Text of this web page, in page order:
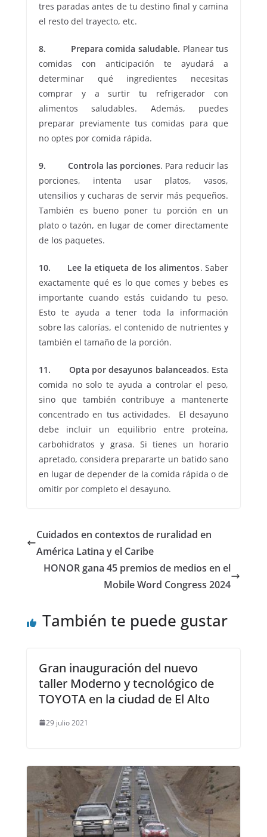
tres paradas antes de tu destino final y camina
el resto del trayecto, etc.
8. Prepara comida saludable. Planear tus
comidas con anticipación te ayudará a
determinar qué ingredientes necesitas
comprar y a surtir tu refrigerador con
alimentos saludables. Además, puedes
preparar previamente tus comidas para que
no optes por comida rápida.
9. Controla las porciones. Para reducir las
porciones, intenta usar platos, vasos,
utensilios y cucharas de servir más pequeños.
También es bueno poner tu porción en un
plato o tazón, en lugar de comer directamente
de los paquetes.
10. Lee la etiqueta de los alimentos. Saber
exactamente qué es lo que comes y bebes es
importante cuando estás cuidando tu peso.
Esto te ayuda a tener toda la información
sobre las calorías, el contenido de nutrientes y
también el tamaño de la porción.
11. Opta por desayunos balanceados. Esta
comida no solo te ayuda a controlar el peso,
sino que también contribuye a mantenerte
concentrado en tus actividades. El desayuno
debe incluir un equilibrio entre proteína,
carbohidratos y grasa. Si tienes un horario
apretado, considera prepararte un batido sano
en lugar de depender de la comida rápida o de
omitir por completo el desayuno.
Cuidados en contextos de ruralidad en
América Latina y el Caribe
HONOR gana 45 premios de medios en el
Mobile Word Congress 2024
También te puede gustar
Gran inauguración del nuevo
taller Moderno y tecnológico de
TOYOTA en la ciudad de El Alto
29 julio 2021